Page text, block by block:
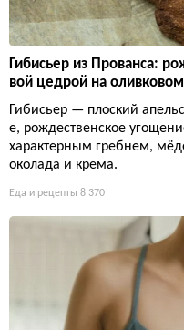
Гибисьер из Прованса:
вой цедрой на
Гибисьер — плоский
е, рождественское
характерным гребнем,
околада и крема.
Еда и рецепты 8 370